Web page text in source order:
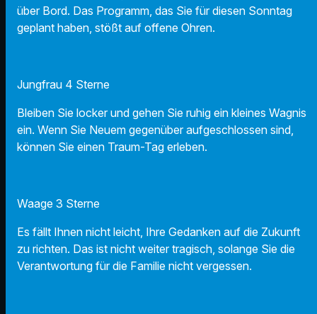
über Bord. Das Programm, das Sie für diesen Sonntag
geplant haben, stößt auf offene Ohren.
Jungfrau 4 Sterne
Bleiben Sie locker und gehen Sie ruhig ein kleines Wagnis
ein. Wenn Sie Neuem gegenüber aufgeschlossen sind,
können Sie einen Traum-Tag erleben.
Waage 3 Sterne
Es fällt Ihnen nicht leicht, Ihre Gedanken auf die Zukunft
zu richten. Das ist nicht weiter tragisch, solange Sie die
Verantwortung für die Familie nicht vergessen.